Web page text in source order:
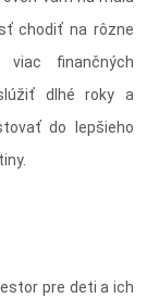
chodiť na rôzne
finančných
dlhé roky a
do lepšieho
pre deti a ich